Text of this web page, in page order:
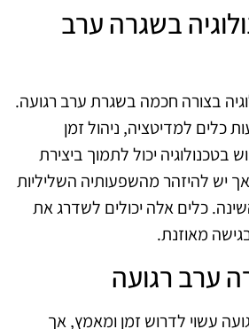
בשגרה ערב
בצורה חכמה בשגרת ערב רגועה.
כלים למדיטציה, ניהול זמן
בטכנולוגיה יכול לתמוך ביצירת
יש להיזהר מהשפעותיה השליליות
כלים אלה יכולים לשדרג את
מאוזנת.
ערב רגועה
עשוי לדרוש זמן ומאמץ, אך